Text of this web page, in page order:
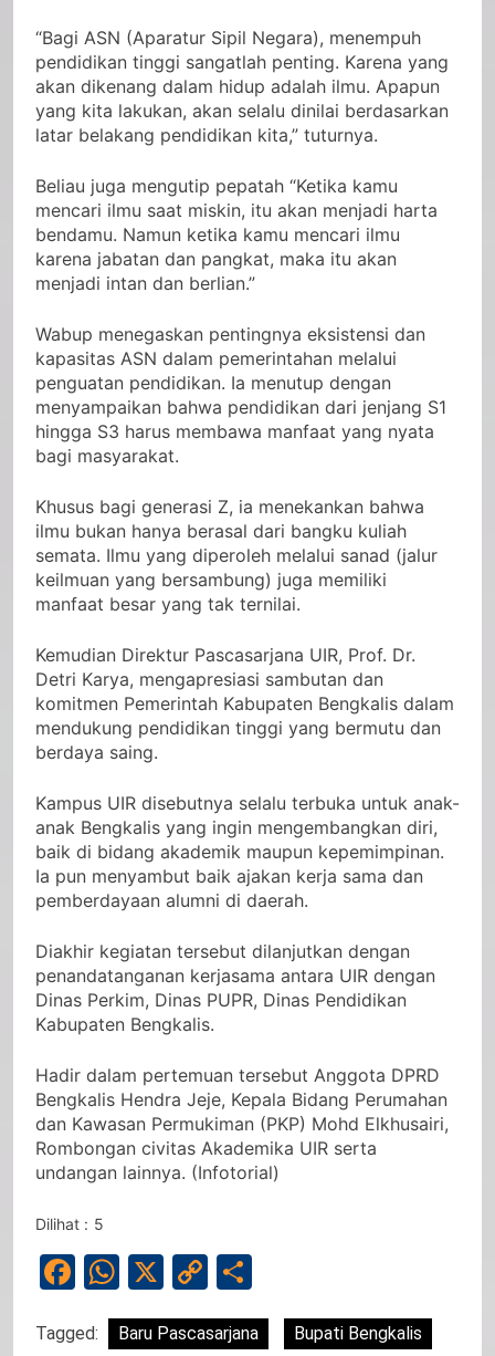
“Bagi ASN (Aparatur Sipil Negara), menempuh
pendidikan tinggi sangatlah penting. Karena yang
akan dikenang dalam hidup adalah ilmu. Apapun
yang kita lakukan, akan selalu dinilai berdasarkan
latar belakang pendidikan kita,” tuturnya.
Beliau juga mengutip pepatah “Ketika kamu
mencari ilmu saat miskin, itu akan menjadi harta
bendamu. Namun ketika kamu mencari ilmu
karena jabatan dan pangkat, maka itu akan
menjadi intan dan berlian.”
Wabup menegaskan pentingnya eksistensi dan
kapasitas ASN dalam pemerintahan melalui
penguatan pendidikan. Ia menutup dengan
menyampaikan bahwa pendidikan dari jenjang S1
hingga S3 harus membawa manfaat yang nyata
bagi masyarakat.
Khusus bagi generasi Z, ia menekankan bahwa
ilmu bukan hanya berasal dari bangku kuliah
semata. Ilmu yang diperoleh melalui sanad (jalur
keilmuan yang bersambung) juga memiliki
manfaat besar yang tak ternilai.
Kemudian Direktur Pascasarjana UIR, Prof. Dr.
Detri Karya, mengapresiasi sambutan dan
komitmen Pemerintah Kabupaten Bengkalis dalam
mendukung pendidikan tinggi yang bermutu dan
berdaya saing.
Kampus UIR disebutnya selalu terbuka untuk anak-
anak Bengkalis yang ingin mengembangkan diri,
baik di bidang akademik maupun kepemimpinan.
Ia pun menyambut baik ajakan kerja sama dan
pemberdayaan alumni di daerah.
Diakhir kegiatan tersebut dilanjutkan dengan
penandatanganan kerjasama antara UIR dengan
Dinas Perkim, Dinas PUPR, Dinas Pendidikan
Kabupaten Bengkalis.
Hadir dalam pertemuan tersebut Anggota DPRD
Bengkalis Hendra Jeje, Kepala Bidang Perumahan
dan Kawasan Permukiman (PKP) Mohd Elkhusairi,
Rombongan civitas Akademika UIR serta
undangan lainnya. (Infotorial)
Dilihat : 5
Facebook
WhatsApp
X
Copy
Link
Tagged: Baru Pascasarjana Bupati Bengkalis